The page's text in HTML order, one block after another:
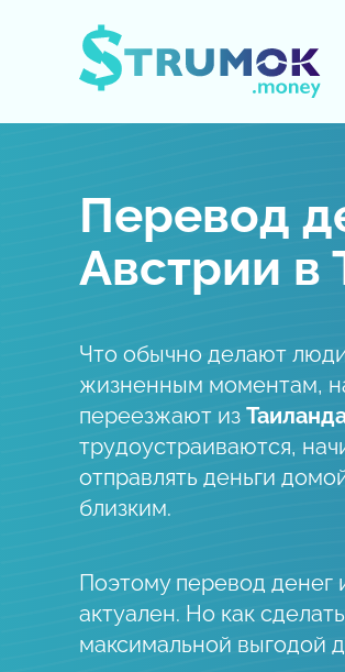
Перевод
Австрии в
Что обычно делают
жизненным моментам,
переезжают из
трудоустраиваются,
отправлять деньги
близким.
Поэтому перевод денег
актуален. Но как
максимальной выгодой